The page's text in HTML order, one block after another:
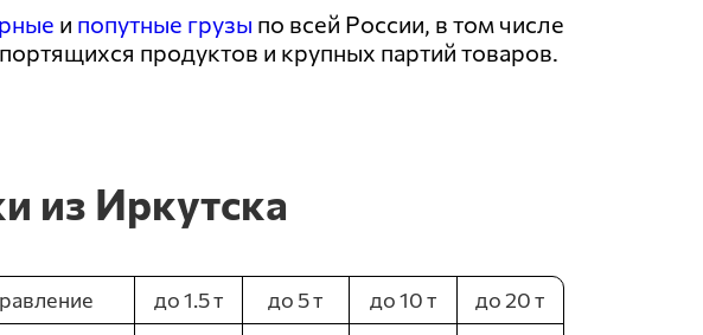
и попутные грузы по всей России, в том числе
продуктов и крупных партий товаров.
из Иркутска
до 1.5 т до 5 т до 10 т до 20 т